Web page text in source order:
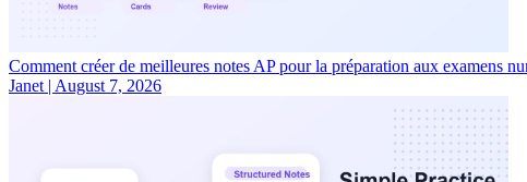
Comment créer de meilleures notes AP pour la préparation aux examens
Janet | August 7, 2026